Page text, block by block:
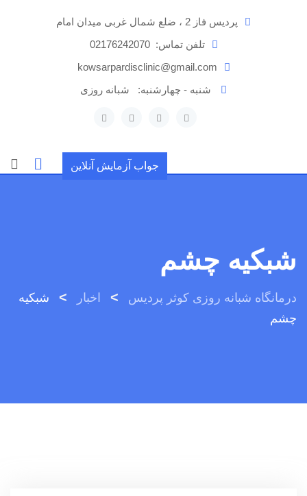
پردیس فاز 2 ، ضلع شمال غربی میدان امام
تلفن تماس:02176242070
kowsarpardisclinic@gmail.com
شنبه - چهارشنبه:
شبانه روزی
جواب آزمایش آنلاین
شبکیه چشم
درمانگاه شبانه روزی کوثر پردیس > اخبار >
شبکیه
چشم